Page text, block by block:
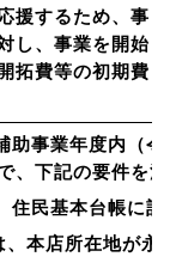
援するため、事
し、事業を開始
拓費等の初期費
助事業年度内（令
、下記の要件を
住民基本台帳に
、本店所在地が